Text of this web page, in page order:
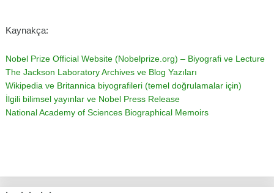
Kaynakça:
Nobel Prize Official Website (Nobelprize.org) – Biyografi ve Lecture
The Jackson Laboratory Archives ve Blog Yazıları
Wikipedia ve Britannica biyografileri (temel doğrulamalar için)
İlgili bilimsel yayınlar ve Nobel Press Release
National Academy of Sciences Biographical Memoirs